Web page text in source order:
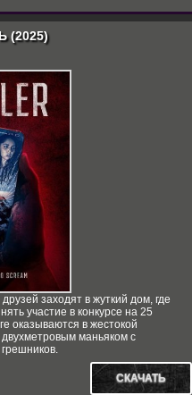
(2025)
заходят в жуткий дом, где
участие в конкурсе на 25
оказываются в жестокой
маньяком с
СКАЧАТЬ